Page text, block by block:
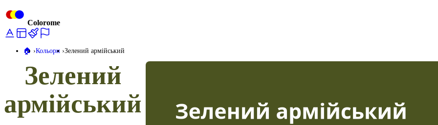
Colorome
🏠️ Кольори Зелений армійський
Зелений
армійський